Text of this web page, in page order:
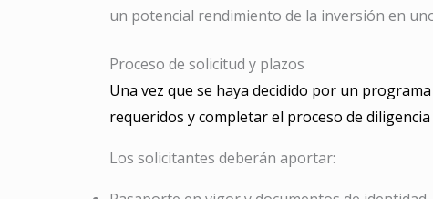
un potencial rendimiento de la inversión en
Proceso de solicitud y plazos
Una vez que se haya decidido por un
requeridos y completar el proceso de
Los solicitantes deberán aportar: